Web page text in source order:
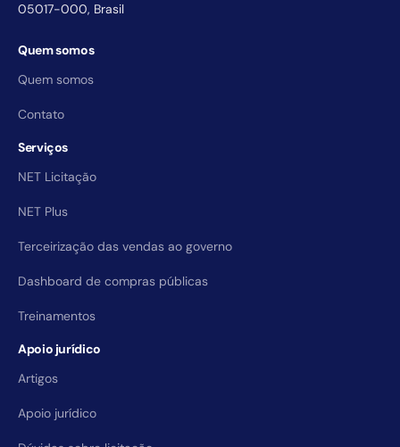
05017-000, Brasil
Quem somos
Quem somos
Contato
Serviços
NET Licitação
NET Plus
Terceirização das vendas ao governo
Dashboard de compras públicas
Treinamentos
Apoio jurídico
Artigos
Apoio jurídico